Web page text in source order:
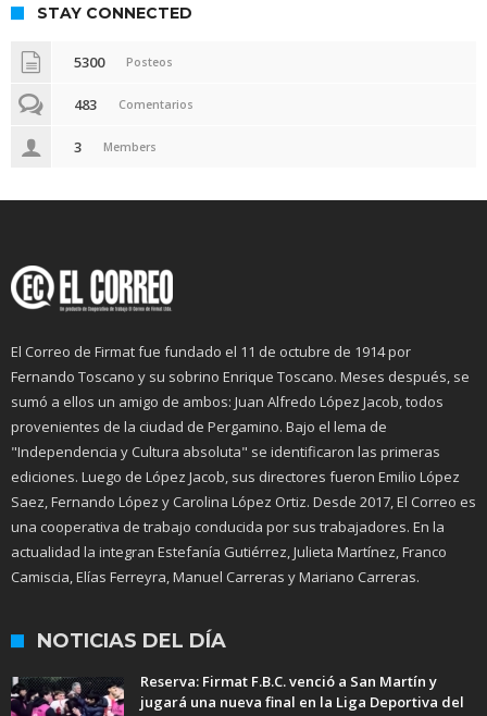
STAY CONNECTED
5300 Posteos
483 Comentarios
3 Members
El Correo de Firmat fue fundado el 11 de octubre de 1914 por
Fernando Toscano y su sobrino Enrique Toscano. Meses después, se
sumó a ellos un amigo de ambos: Juan Alfredo López Jacob, todos
provenientes de la ciudad de Pergamino. Bajo el lema de
"Independencia y Cultura absoluta" se identificaron las primeras
ediciones. Luego de López Jacob, sus directores fueron Emilio López
Saez, Fernando López y Carolina López Ortiz. Desde 2017, El Correo es
una cooperativa de trabajo conducida por sus trabajadores. En la
actualidad la integran Estefanía Gutiérrez, Julieta Martínez, Franco
Camiscia, Elías Ferreyra, Manuel Carreras y Mariano Carreras.
NOTICIAS DEL DÍA
Reserva: Firmat F.B.C. venció a San Martín y
jugará una nueva final en la Liga Deportiva del